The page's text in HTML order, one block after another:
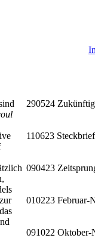
290524
110623
090423
010223 Februar-
091022